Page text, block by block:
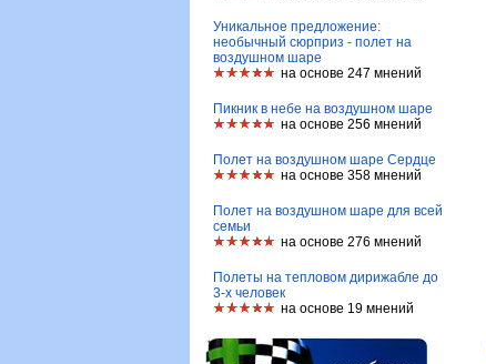
Уникальное предложение:
необычный сюрприз - полет на
воздушном шаре
на основе 247 мнений
Пикник в небе на воздушном шаре
на основе 256 мнений
Полет на воздушном шаре Сердце
на основе 358 мнений
Полет на воздушном шаре для всей
семьи
на основе 276 мнений
Полеты на тепловом дирижабле до
3-х человек
на основе 19 мнений